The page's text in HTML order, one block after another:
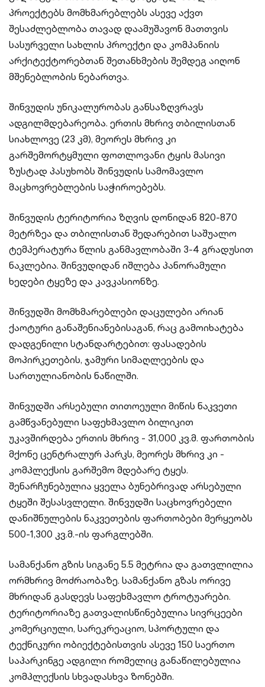
პროექტებს მომხმარებლებს ასევე აქვთ
შესაძლებლობა თავად დაამუშავონ მათთვის
სასურველი სახლის პროექტი და კომპანიის
არქიტექტორებთან შეთანხმების შემდეგ აიღონ
მშენებლობის ნებართვა.
შინვუდის უნიკალურობას განსაზღვრავს
ადგილმდებარეობა. ერთის მხრივ თბილისთან
სიახლოვე (23 კმ), მეორეს მხრივ კი
გარშემორტყმული ფოთლოვანი ტყის მასივი
ზუსტად პასუხობს შინვუდის სამომავლო
მაცხოვრებლების საჭიროებებს.
შინვუდის ტერიტორია ზღვის დონიდან 820-870
მეტრზეა და თბილისთან შედარებით საშუალო
ტემპერატურა წლის განმავლობაში 3-4 გრადუსით
ნაკლებია. შინვუდიდან იშლება პანორამული
ხედები ტყეზე და კავკასიონზე.
შინვუდში მომხმარებლები დაცულები არიან
ქაოტური განაშენიანებისაგან, რაც გამოიხატება
დადგენილი სტანდარტებით: ფასადების
მოპირკეთების, ჯამური სიმაღლეების და
სართულიანობის ნაწილში.
შინვუდში არსებული თითოეული მიწის ნაკვეთი
გამწვანებული საფეხმავლო ბილიკით
უკავშირდება ერთის მხრივ - 31,000 კვ.მ. ფართობის
მქონე ცენტრალურ პარკს, მეორეს მხრივ კი -
კომპლექსის გარშემო მდებარე ტყეს.
შენარჩუნებულია ყველა ბუნებრივად არსებული
ტყეში შესასვლელი. შინვუდში საცხოვრებელი
დანიშნულების ნაკვეთების ფართობები მერყეობს
500-1,300 კვ.მ.-ის ფარგლებში.
სამანქანო გზის სიგანე 5.5 მეტრია და გათვლილია
ორმხრივ მოძრაობაზე. სამანქანო გზას ორივე
მხრიდან გასდევს საფეხმავლო ტროტუარები.
ტერიტორიაზე გათვალისწინებულია სივრცეები
კომერციული, სარეკრეაციო, სპორტული და
ტექნიკური ობიექტებისთვის ასევე 150 საერთო
საპარკინგე ადგილი რომელიც განაწილებულია
კომპლექსის სხვადასხვა ზონებში.